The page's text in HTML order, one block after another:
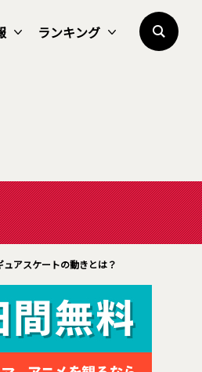
ランキング
アスケートの動きとは？